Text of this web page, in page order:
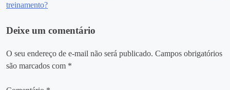
Post
treinamento?
Deixe um comentário
O seu endereço de e-mail não será publicado. Campos obrigatórios
são marcados com *